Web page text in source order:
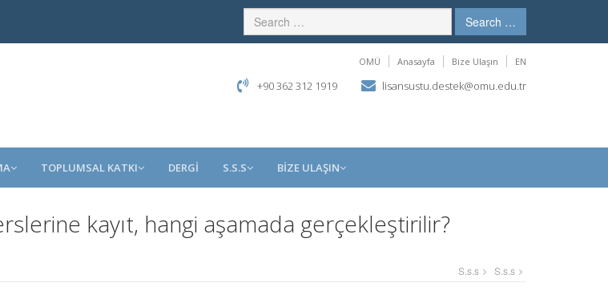
Search …
OMÜ Anasayfa Bize Ulaşın EN
+90 362 312 1919 lisansustu.destek@omu.edu.tr
TOPLUMSAL KATKI DERGİ S.S.S BİZE ULAŞIN
kayıt, hangi aşamada gerçekleştirilir?
S.s.s S.s.s